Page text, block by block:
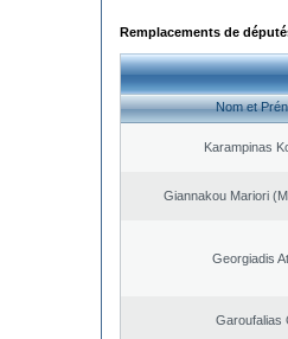
Remplacements de
Nom et
Karampinas
Giannakou Mariori
Georgiadis
Garoufalias